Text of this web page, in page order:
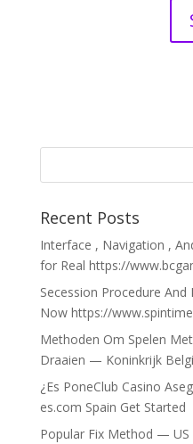
Recent Posts
Interface , Navigation ,
for Real https://
Secession Procedure And
Now https://
Methoden Om Spelen
Draaien — Koninkrijk
¿Es PoneClub Casino
es.com Spain Get Started
Popular Fix Method — US